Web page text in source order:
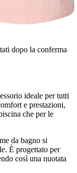
dopo la conferma
ideale per tutti
e prestazioni,
che per le
da bagno si
È progettato per
così una nuotata